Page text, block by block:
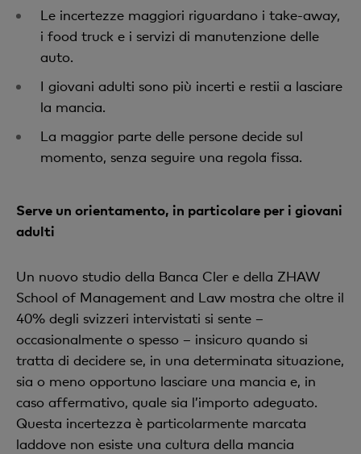
Le incertezze maggiori riguardano i take-away,
i food truck e i servizi di manutenzione delle
auto.
I giovani adulti sono più incerti e restii a lasciare
la mancia.
La maggior parte delle persone decide sul
momento, senza seguire una regola fissa.
Serve un orientamento, in particolare per i giovani
adulti
Un nuovo studio della Banca Cler e della ZHAW
School of Management and Law mostra che oltre il
40% degli svizzeri intervistati si sente –
occasionalmente o spesso – insicuro quando si
tratta di decidere se, in una determinata situazione,
sia o meno opportuno lasciare una mancia e, in
caso affermativo, quale sia l’importo adeguato.
Questa incertezza è particolarmente marcata
laddove non esiste una cultura della mancia